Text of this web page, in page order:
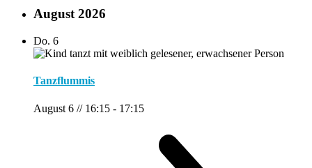
August 2026
Do. 6
Tanzflummis
August 6 // 16:15 - 17:15